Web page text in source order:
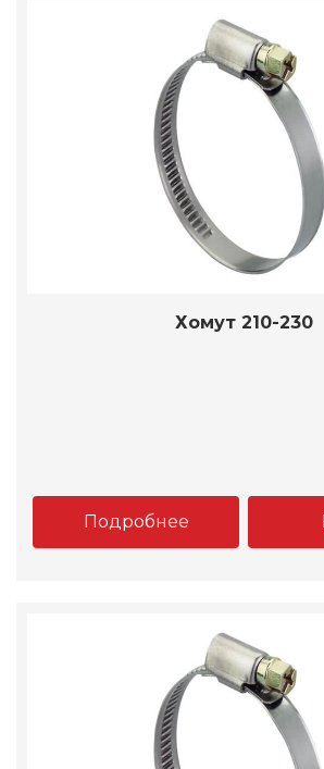
Хомут 210-230
Подробнее